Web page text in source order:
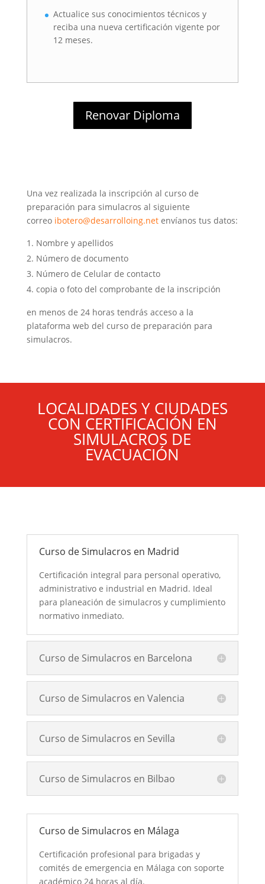
Actualice sus conocimientos técnicos y
reciba una nueva certificación vigente por
12 meses.
Renovar Diploma
Una vez realizada la inscripción al curso de
preparación para simulacros al siguiente
correo ibotero@desarrolloing.netenvíanos tus datos:
Nombre y apellidos
Número de documento
Número de Celular de contacto
copia o foto del comprobante de la inscripción
en menos de 24 horas tendrás acceso a la
plataforma web del curso de preparación para
simulacros.
LOCALIDADES Y CIUDADES
CON CERTIFICACIÓN EN
SIMULACROS DE
EVACUACIÓN
Curso de Simulacros en Madrid
Certificación integral para personal operativo,
administrativo e industrial en Madrid. Ideal
para planeación de simulacros y cumplimiento
normativo inmediato.
Curso de Simulacros en Barcelona
Curso de Simulacros en Valencia
Curso de Simulacros en Sevilla
Curso de Simulacros en Bilbao
Curso de Simulacros en Málaga
Certificación profesional para brigadas y
comités de emergencia en Málaga con soporte
académico 24 horas al día.